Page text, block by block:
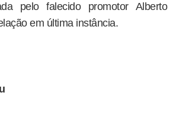
pelo falecido promotor Alberto
em última instância.